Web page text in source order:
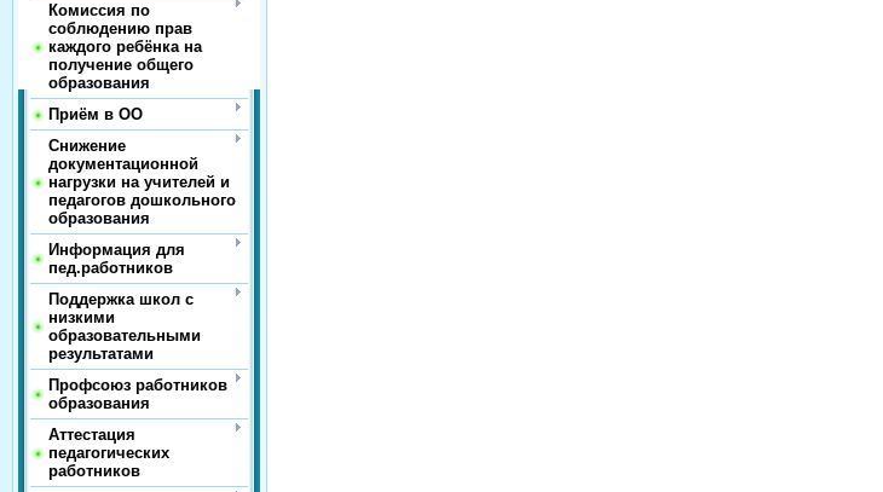
Комиссия по
соблюдению прав
каждого ребёнка на
получение общего
образования
Приём в ОО
Снижение
документационной
нагрузки на учителей и
педагогов дошкольного
образования
Информация для
пед.работников
Поддержка школ с
низкими
образовательными
результатами
Профсоюз работников
образования
Аттестация
педагогических
работников